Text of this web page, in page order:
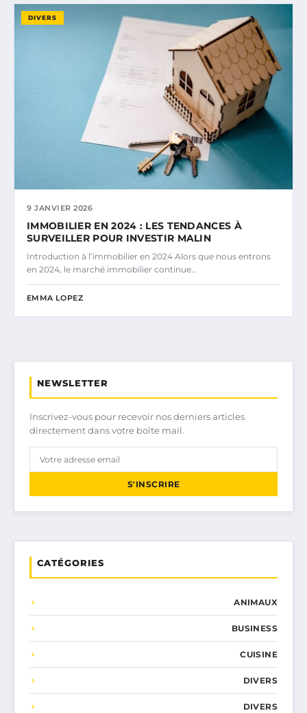
DIVERS
9 JANVIER 2026
IMMOBILIER EN 2024 : LES TENDANCES À
SURVEILLER POUR INVESTIR MALIN
Introduction à l’immobilier en 2024 Alors que nous entrons
en 2024, le marché immobilier continue…
EMMA LOPEZ
NEWSLETTER
Inscrivez-vous pour recevoir nos derniers articles
directement dans votre boîte mail.
S'INSCRIRE
CATÉGORIES
ANIMAUX
BUSINESS
CUISINE
DIVERS
DIVERS